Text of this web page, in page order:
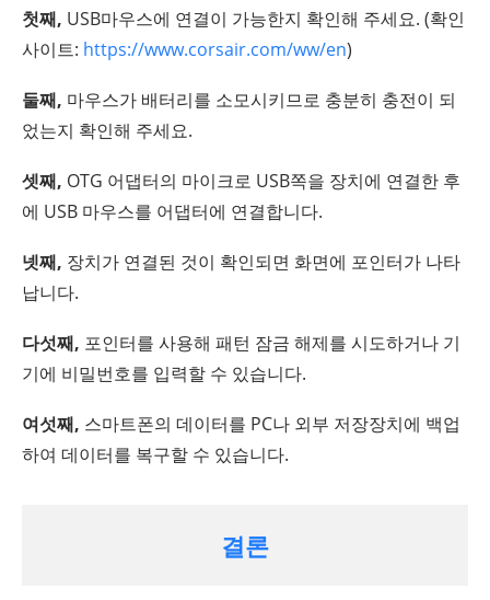
첫째, USB마우스에 연결이 가능한지 확인해 주세요. (확인
사이트: https://www.corsair.com/ww/en)
둘째, 마우스가 배터리를 소모시키므로 충분히 충전이 되
었는지 확인해 주세요.
셋째, OTG 어댑터의 마이크로 USB쪽을 장치에 연결한 후
에 USB 마우스를 어댑터에 연결합니다.
넷째, 장치가 연결된 것이 확인되면 화면에 포인터가 나타
납니다.
다섯째, 포인터를 사용해 패턴 잠금 해제를 시도하거나 기
기에 비밀번호를 입력할 수 있습니다.
여섯째, 스마트폰의 데이터를 PC나 외부 저장장치에 백업
하여 데이터를 복구할 수 있습니다.
결론